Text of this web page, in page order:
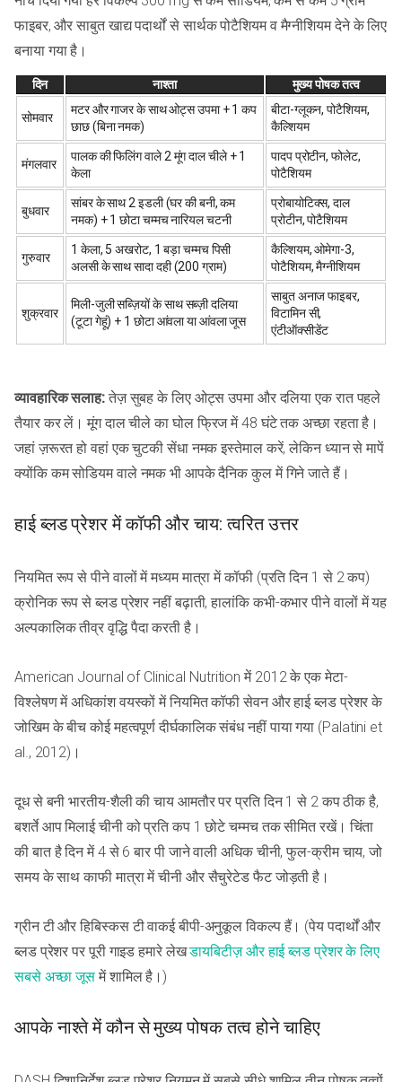
फाइबर, और साबुत खाद्य पदार्थों से सार्थक पोटैशियम व मैग्नीशियम देने के लिए
बनाया गया है।
दिन नाश्ता मुख्य पोषक तत्व
सोमवार
मटर और गाजर के साथ ओट्स उपमा + 1 कप
छाछ (बिना नमक)
बीटा-ग्लूकन, पोटैशियम,
कैल्शियम
मंगलवार
पालक की फिलिंग वाले 2 मूंग दाल चीले + 1
केला
पादप प्रोटीन, फोलेट,
पोटैशियम
बुधवार
सांबर के साथ 2 इडली (घर की बनी, कम
नमक) + 1 छोटा चम्मच नारियल चटनी
प्रोबायोटिक्स, दाल
प्रोटीन, पोटैशियम
गुरुवार
1 केला, 5 अखरोट, 1 बड़ा चम्मच पिसी
अलसी के साथ सादा दही (200 ग्राम)
कैल्शियम, ओमेगा-3,
पोटैशियम, मैग्नीशियम
शुक्रवार
मिली-जुली सब्ज़ियों के साथ सब्ज़ी दलिया
(टूटा गेहूं) + 1 छोटा आंवला या आंवला जूस
साबुत अनाज फाइबर,
विटामिन सी,
एंटीऑक्सीडेंट
व्यावहारिक सलाह:तेज़ सुबह के लिए ओट्स उपमा और दलिया एक रात पहले
तैयार कर लें। मूंग दाल चीले का घोल फ्रिज में 48 घंटे तक अच्छा रहता है।
जहां ज़रूरत हो वहां एक चुटकी सेंधा नमक इस्तेमाल करें, लेकिन ध्यान से मापें
क्योंकि कम सोडियम वाले नमक भी आपके दैनिक कुल में गिने जाते हैं।
हाई ब्लड प्रेशर में कॉफी और चाय: त्वरित उत्तर
नियमित रूप से पीने वालों में मध्यम मात्रा में कॉफी (प्रति दिन 1 से 2 कप)
क्रोनिक रूप से ब्लड प्रेशर नहीं बढ़ाती, हालांकि कभी-कभार पीने वालों में यह
अल्पकालिक तीव्र वृद्धि पैदा करती है।
American Journal of Clinical Nutrition में 2012 के एक मेटा-
विश्लेषण में अधिकांश वयस्कों में नियमित कॉफी सेवन और हाई ब्लड प्रेशर के
जोखिम के बीच कोई महत्वपूर्ण दीर्घकालिक संबंध नहीं पाया गया (Palatini et
al., 2012)।
दूध से बनी भारतीय-शैली की चाय आमतौर पर प्रति दिन 1 से 2 कप ठीक है,
बशर्ते आप मिलाई चीनी को प्रति कप 1 छोटे चम्मच तक सीमित रखें। चिंता
की बात है दिन में 4 से 6 बार पी जाने वाली अधिक चीनी, फुल-क्रीम चाय, जो
समय के साथ काफी मात्रा में चीनी और सैचुरेटेड फैट जोड़ती है।
ग्रीन टी और हिबिस्कस टी वाकई बीपी-अनुकूल विकल्प हैं। (पेय पदार्थों और
ब्लड प्रेशर पर पूरी गाइड हमारे लेखडायबिटीज़ और हाई ब्लड प्रेशर के लिए
सबसे अच्छा जूस में शामिल है।)
आपके नाश्ते में कौन से मुख्य पोषक तत्व होने चाहिए